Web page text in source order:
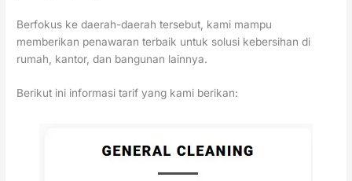
Berfokus ke daerah-daerah tersebut, kami mampu
memberikan penawaran terbaik untuk solusi kebersihan di
rumah, kantor, dan bangunan lainnya.
Berikut ini informasi tarif yang kami berikan: